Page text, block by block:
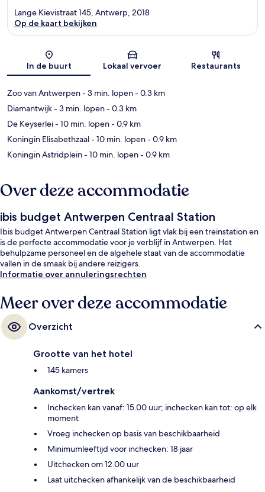
Kaart
Lange Kievistraat 145, Antwerp, 2018
Op de kaart bekijken
In de buurt Lokaal vervoer Restaurants
Zoo van Antwerpen- 3 min. lopen- 0.3 km
Diamantwijk- 3 min. lopen- 0.3 km
De Keyserlei- 10 min. lopen- 0.9 km
Koningin Elisabethzaal- 10 min. lopen- 0.9 km
Koningin Astridplein- 10 min. lopen- 0.9 km
Over deze accommodatie
ibis budget Antwerpen Centraal Station
Ibis budget Antwerpen Centraal Station ligt vlak bij een treinstation en
is de perfecte accommodatie voor je verblijf in Antwerpen. Het
behulpzame personeel en de algehele staat van de accommodatie
vallen in de smaak bij andere reizigers.
Informatie over annuleringsrechten
Meer over deze accommodatie
Overzicht
Grootte van het hotel
145 kamers
Aankomst/vertrek
Inchecken kan vanaf: 15.00 uur; inchecken kan tot: op elk
moment
Vroeg inchecken op basis van beschikbaarheid
Minimumleeftijd voor inchecken: 18 jaar
Uitchecken om 12.00 uur
Laat uitchecken afhankelijk van de beschikbaarheid